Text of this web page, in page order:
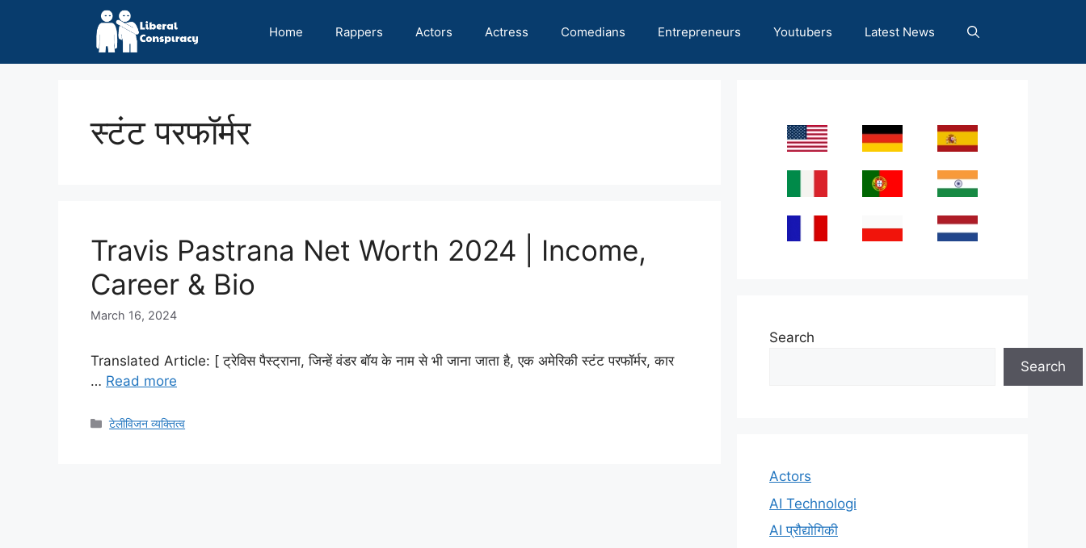
Home Rappers Actors Actress Comedians Entrepreneurs Youtubers Latest News
स्टंट परफॉर्मर
Travis Pastrana Net Worth 2024 | Income,
Career & Bio
March 16, 2024
Translated Article: [ ट्रेविस पैस्ट्राना, जिन्हें वंडर बॉय के नाम से भी जाना जाता है, एक अमेरिकी स्टंट परफॉर्मर, कार
… Read more
Categories
टेलीविजन व्यक्तित्व
Search
Search
Actors
AI Technologi
AI प्रौद्योगिकी